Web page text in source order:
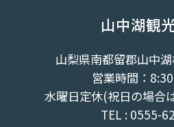
山中湖観
山梨県南都留郡山中
営業時間：
水曜日定休(祝日の場合
TEL : 0555-